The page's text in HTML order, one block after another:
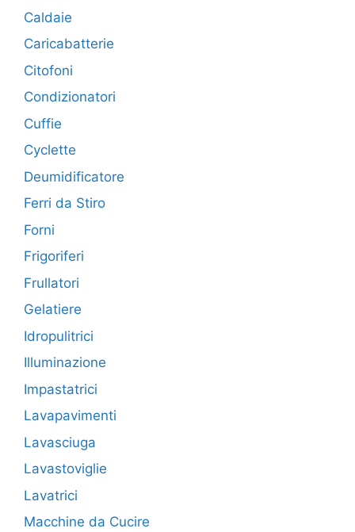
Caldaie
Caricabatterie
Citofoni
Condizionatori
Cuffie
Cyclette
Deumidificatore
Ferri da Stiro
Forni
Frigoriferi
Frullatori
Gelatiere
Idropulitrici
Illuminazione
Impastatrici
Lavapavimenti
Lavasciuga
Lavastoviglie
Lavatrici
Macchine da Cucire